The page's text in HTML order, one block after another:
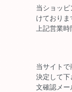
当ショッ
けており
上記営業時
当サイト
決定して下
文確認メー